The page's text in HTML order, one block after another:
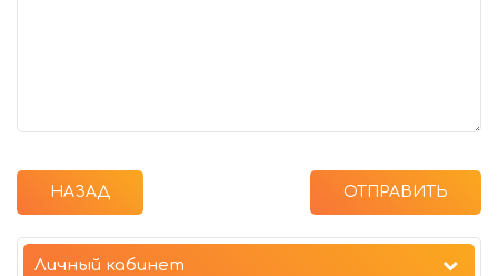
НАЗАД
Личный кабинет